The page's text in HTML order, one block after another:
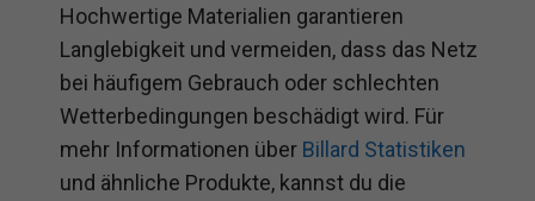
Hochwertige Materialien garantieren
Langlebigkeit und vermeiden, dass das Netz
bei häufigem Gebrauch oder schlechten
Wetterbedingungen beschädigt wird. Für
mehr Informationen über Billard Statistiken
und ähnliche Produkte, kannst du die